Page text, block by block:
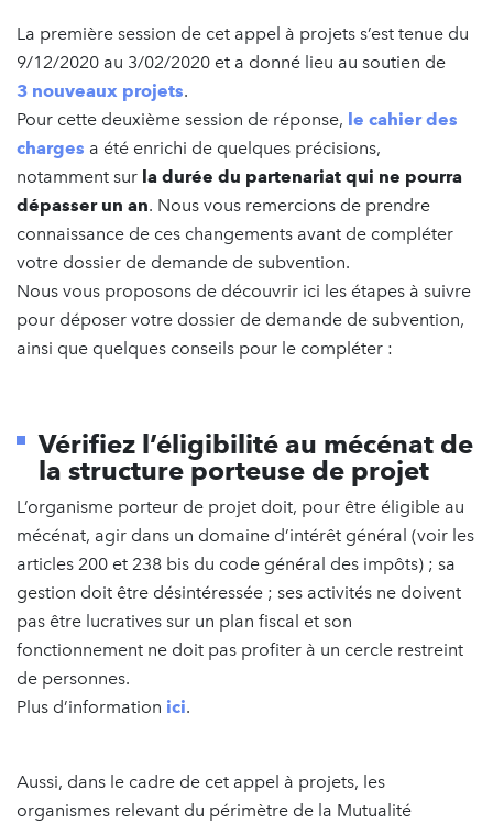
La première session de cet appel à projets s’est tenue du
9/12/2020 au 3/02/2020 et a donné lieu au soutien de
3 nouveaux projets.
Pour cette deuxième session de réponse, le cahier des
charges a été enrichi de quelques précisions,
notamment sur la durée du partenariat qui ne pourra
dépasser un an. Nous vous remercions de prendre
connaissance de ces changements avant de compléter
votre dossier de demande de subvention.
Nous vous proposons de découvrir ici les étapes à suivre
pour déposer votre dossier de demande de subvention,
ainsi que quelques conseils pour le compléter :
Vérifiez l’éligibilité au mécénat de
la structure porteuse de projet
L’organisme porteur de projet doit, pour être éligible au
mécénat, agir dans un domaine d’intérêt général (voir les
articles 200 et 238 bis du code général des impôts) ; sa
gestion doit être désintéressée ; ses activités ne doivent
pas être lucratives sur un plan fiscal et son
fonctionnement ne doit pas profiter à un cercle restreint
de personnes.
Plus d’information ici.
Aussi, dans le cadre de cet appel à projets, les
organismes relevant du périmètre de la Mutualité